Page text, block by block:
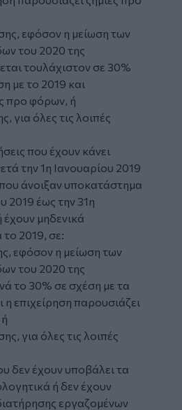
εφόσον η μείωση των
του 2020 της
τουλάχιστον σε 30%
με το 2019 και
προ φόρων, ή
για όλες τις λοιπές
που έχουν κάνει
την 1η Ιανουαρίου 2019
που άνοιξαν υποκατάστημα
2019 έως την 31η
μηδενικά
2019, σε:
εφόσον η μείωση των
του 2020 της
το 30% σε σχέση με τα
επιχείρηση παρουσιάζει
για όλες τις λοιπές
δεν έχουν υποβάλει τα
ή δεν έχουν
εργαζομένων